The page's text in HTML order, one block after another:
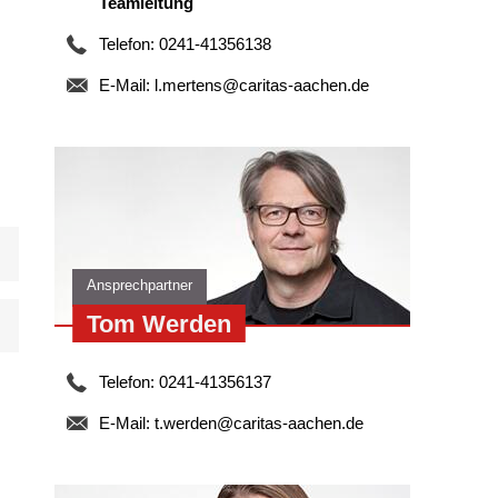
Telefon: 0241-41356138
E-Mail: l.mertens@caritas-aachen.de
Ansprechpartner
Tom Werden
Telefon: 0241-41356137
E-Mail: t.werden@caritas-aachen.de